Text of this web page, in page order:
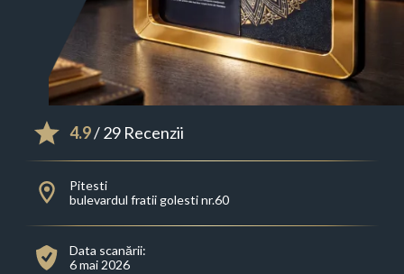
4.9/ 29 Recenzii
Pitesti
bulevardul fratii golesti nr.60
Data scanării:
6 mai 2026